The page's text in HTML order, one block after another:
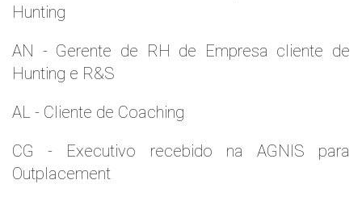
Hunting
AN - Gerente de RH de Empresa cliente de
Hunting e R&S
AL - Cliente de Coaching
CG - Executivo recebido na AGNIS para
Outplacement